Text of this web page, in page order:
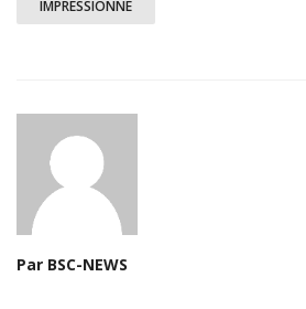
IMPRESSIONNÉ
Par BSC-NEWS